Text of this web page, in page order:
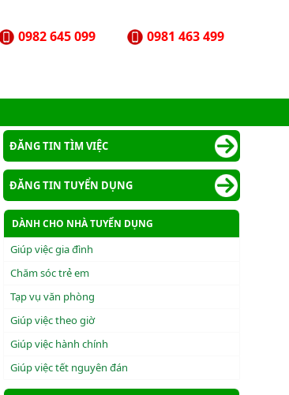
0981 463 499
0982 645 099
ĐĂNG TIN TÌM VIỆC
ĐĂNG TIN TUYỂN DỤNG
DÀNH CHO NHÀ TUYỂN DỤNG
Giúp việc gia đình
Chăm sóc trẻ em
Tạp vụ văn phòng
Giúp việc theo giờ
Giúp việc hành chính
Giúp việc tết nguyên đán